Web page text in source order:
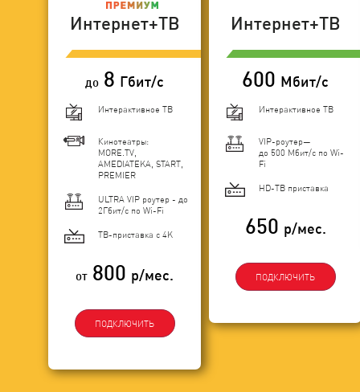
Интернет+ТВ
до 8 Гбит/с
Интерактивное ТВ
Кинотеатры:
MORE.TV,
AMEDIATEKA, START,
PREMIER
ULTRA VIP роутер - до
2Гбит/c по Wi-Fi
ТВ-приставка с 4K
от 800 р/мес.
ПОДКЛЮЧИТЬ
Интернет+ТВ
600 Мбит/с
Интерактивное ТВ
VIP-роутер—
до 500 Мбит/с по Wi-
Fi
HD-ТВ приставка
650 р/мес.
ПОДКЛЮЧИТЬ